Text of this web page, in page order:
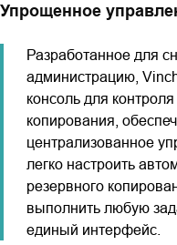
Упрощенное
Разработанное для
администрацию,
консоль для
копирования,
централизованное
легко настроить
резервного
выполнить любую
единый интерфейс.